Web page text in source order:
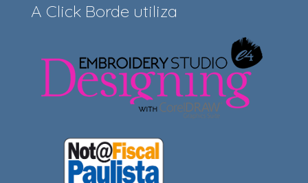
A Click Borde utiliza